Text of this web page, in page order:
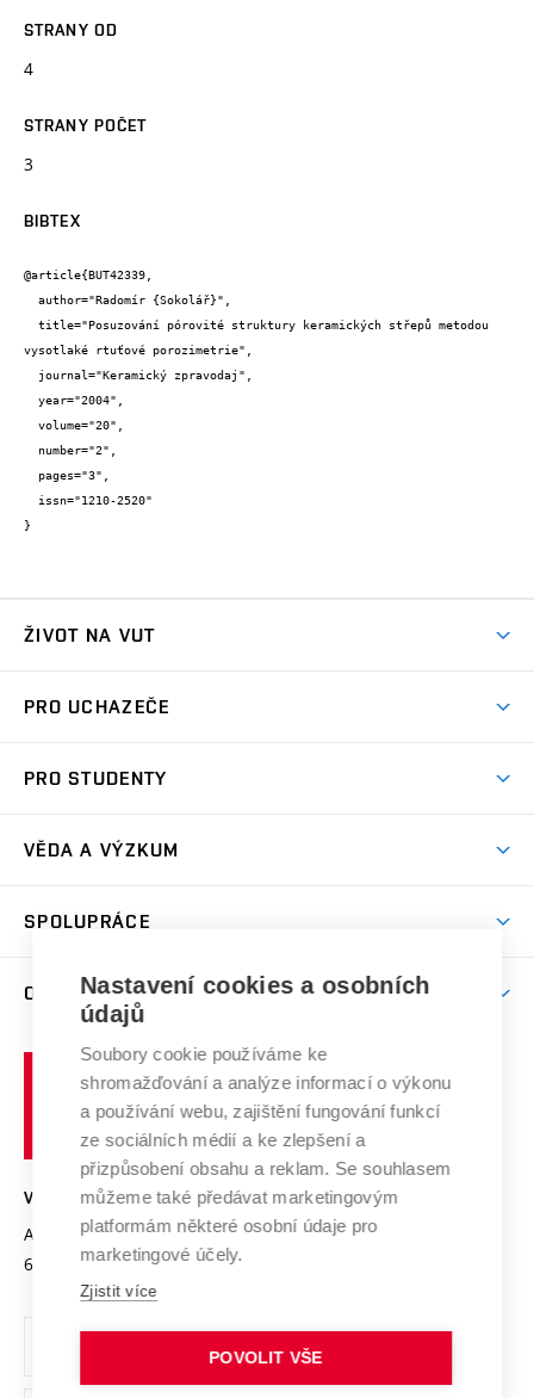
STRANY OD
4
STRANY POČET
3
BIBTEX
@article{BUT42339,
vysotlaké rtuťové porozimetrie",
}
ŽIVOT NA VUT
Koleje
Sport na VUT
PRO UCHAZEČE
Dny otevřených dveří
Celoživotní vzdělávání
E-přihláška
PRO STUDENTY
Harmonogram akademického roku
Závěrečné práce
Doktorské studium
Zpracování osobních údajů studentů
Sociální bezpečí
Studium bez bariér
Podpora podnikání
VĚDA A VÝZKUM
Mezinárodní vědecká rada
Systém zajišťování kvality výzkumu
Výzkumné infrastruktury
Transfer znalostí
Open Science
Projekty
Projekty ze strukturálních fondů
Specifický výzkum
SPOLUPRÁCE
Firemní spolupráce
Zahraniční spolupráce
Spolupráce se školami
Mezinárodní dohody
Univerzitní sítě
O UNIVERZITĚ
Profil univerzity
Udržitelná univerzita
Podnikavá univerzita / ContriBUTe
Bezpečná univerzita
Vyznamenání
Organizační struktura
Ochrana osobních údajů
učení
technické
Brně
VYSOKÉ UČENÍ TECHNICKÉ V BRNĚ
Antonínská 548/1
602 00 Brno
www.vut.cz
vut@vutbr.cz
Nastavení cookies a osobních
údajů
Soubory cookie používáme ke
shromažďování a analýze informací o výkonu
a používání webu, zajištění fungování funkcí
ze sociálních médií a ke zlepšení a
přizpůsobení obsahu a reklam. Se souhlasem
můžeme také předávat marketingovým
platformám některé osobní údaje pro
marketingové účely.
Zjistit více
POVOLIT VŠE